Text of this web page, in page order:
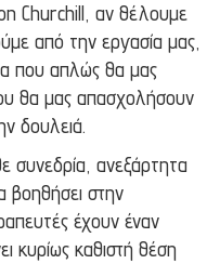
Churchill, αν θέλουμε
από την εργασία μας,
που απλώς θα μας
θα μας απασχολήσουν
δουλειά.
συνεδρία, ανεξάρτητα
βοηθήσει στην
έχουν έναν
κυρίως καθιστή θέση